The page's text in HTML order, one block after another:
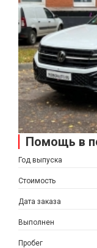
Помощь в
Год выпуска
Стоимость
Дата заказа
Выполнен
Пробег